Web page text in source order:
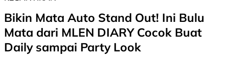
Bikin Mata Auto Stand Out! Ini Bulu
Mata dari MLEN DIARY Cocok Buat
Daily sampai Party Look